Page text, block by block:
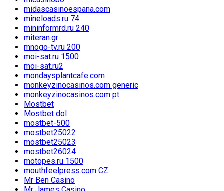
midascasinoespana.com
mineloads.ru 74
mininformrd.ru 240
miteran.gr
mnogo-tv.ru 200
moi-sat.ru 1500
moi-sat.ru2
mondaysplantcafe.com
monkeyzinocasinos.com generic
monkeyzinocasinos.com pt
Mostbet
Mostbet dol
mostbet-500
mostbet25022
mostbet25023
mostbet26024
motopes.ru 1500
mouthfeelpress.com CZ
Mr Ben Casino